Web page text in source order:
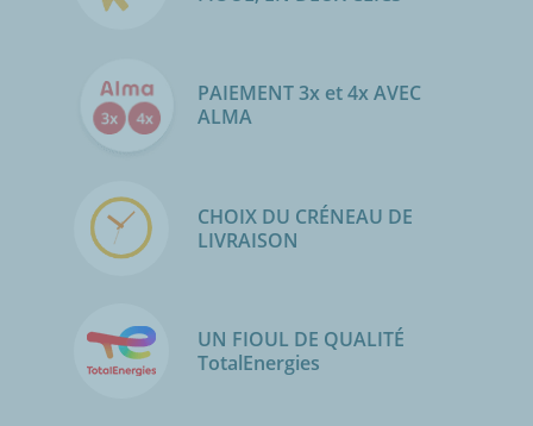
PAIEMENT 3x et 4x AVEC
ALMA
CHOIX DU CRÉNEAU DE
LIVRAISON
UN FIOUL DE QUALITÉ
TotalEnergies